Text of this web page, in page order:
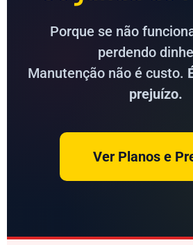
Porque se não
perdendo
Manutenção não é custo.
prejuízo.
Ver Planos e